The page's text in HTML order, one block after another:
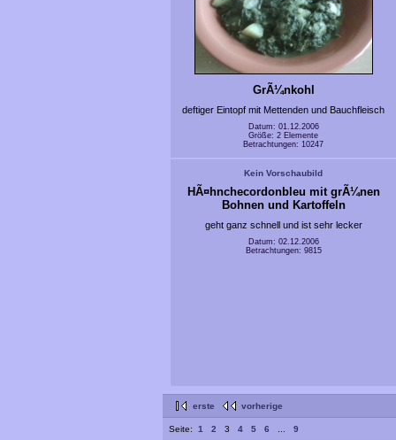
GrÃ¼nkohl
deftiger Eintopf mit Mettenden und Bauchfleisch
Datum: 01.12.2006
Größe: 2 Elemente
Betrachtungen: 10247
Kein Vorschaubild
HÃ¤hnchecordonbleu mit grÃ¼nen
Bohnen und Kartoffeln
geht ganz schnell und ist sehr lecker
Datum: 02.12.2006
Betrachtungen: 9815
erste vorherige
Seite: 1 2 3 4 5 6 9